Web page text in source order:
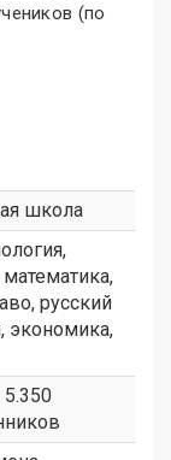
(по
школа
математика,
русский
экономика,